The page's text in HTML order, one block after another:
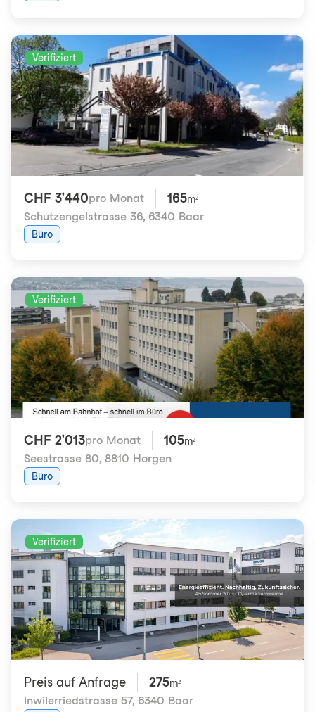
Verifiziert
CHF 3'440pro Monat 165m²
Schutzengelstrasse 36, 6340 Baar
Büro
Verifiziert
CHF 2'013pro Monat 105m²
Seestrasse 80, 8810 Horgen
Büro
Verifiziert
Preis auf Anfrage 275m²
Inwilerriedstrasse 57, 6340 Baar